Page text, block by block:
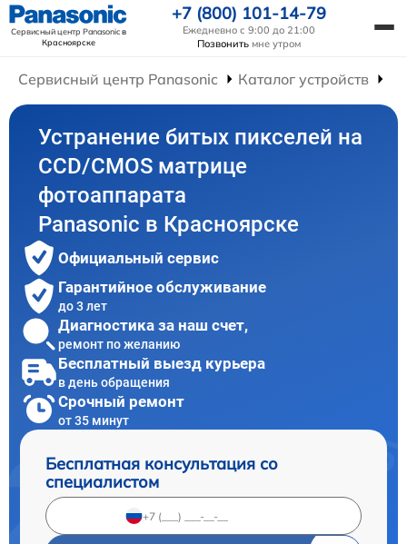
Сервисный центр Panasonicв
Красноярске
+7 (800) 101-14-79
Ежедневно с 9:00 до 21:00
Позвонить мне утром
Сервисный центр Panasonic Каталог устройств
Устранение битых пикселей на
CCD/CMOS матрице
фотоаппарата
Panasonic в Красноярске
Официальный сервис
Гарантийное обслуживание
до 3 лет
Диагностика за наш счет,
ремонт по желанию
Бесплатный выезд курьера
в день обращения
Срочный ремонт
от 35 минут
Бесплатная консультация со
специалистом